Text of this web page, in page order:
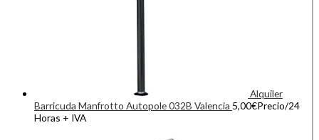
Alquiler
Barricuda Manfrotto Autopole 032B Valencia 5,00€Precio/24
Horas + IVA